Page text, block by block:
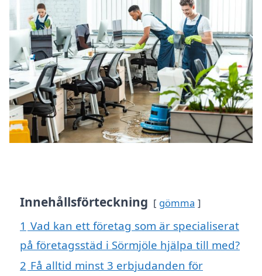
Innehållsförteckning gömma
1 Vad kan ett företag som är specialiserat
på företagsstäd i Sörmjöle hjälpa till med?
2 Få alltid minst 3 erbjudanden för